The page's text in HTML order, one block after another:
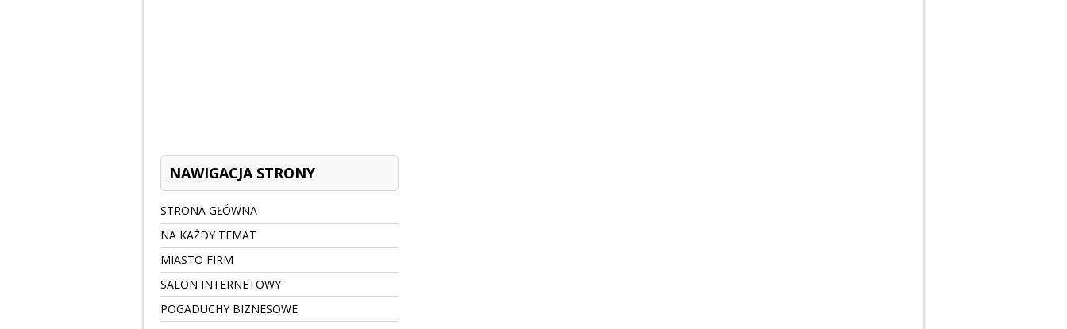
NAWIGACJA STRONY
STRONA GŁÓWNA
NA KAŻDY TEMAT
MIASTO FIRM
SALON INTERNETOWY
POGADUCHY BIZNESOWE